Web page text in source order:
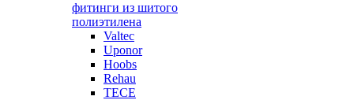
фитинги из шитого
полиэтилена
Valtec
Uponor
Hoobs
Rehau
TECE